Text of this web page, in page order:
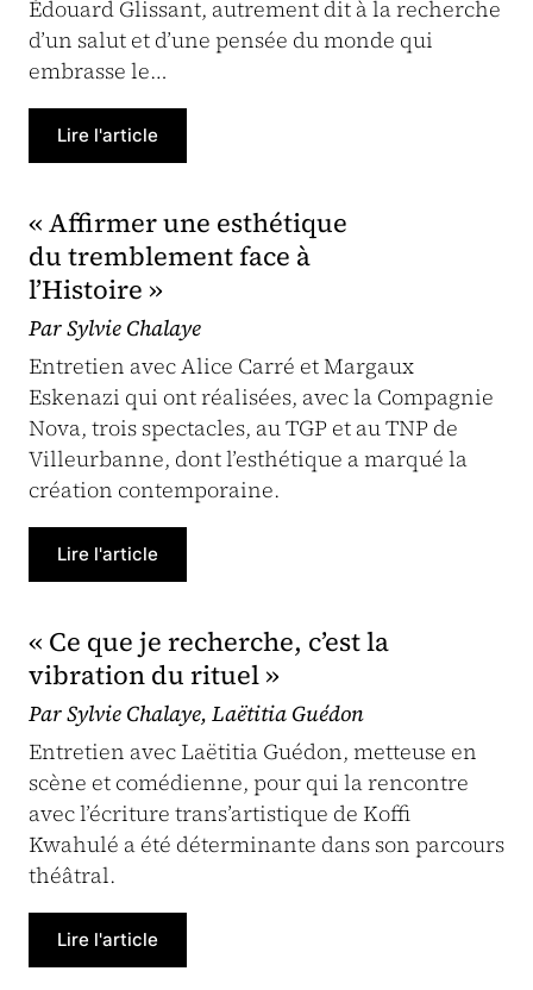
Édouard Glissant, autrement dit à la recherche
d’un salut et d’une pensée du monde qui
embrasse le…
Lire l'article
« Affirmer une esthétique
du tremblement face à
l’Histoire »
Par Sylvie Chalaye
Entretien avec Alice Carré et Margaux
Eskenazi qui ont réalisées, avec la Compagnie
Nova, trois spectacles, au TGP et au TNP de
Villeurbanne, dont l’esthétique a marqué la
création contemporaine.
Lire l'article
« Ce que je recherche, c’est la
vibration du rituel »
Par Sylvie Chalaye, Laëtitia Guédon
Entretien avec Laëtitia Guédon, metteuse en
scène et comédienne, pour qui la rencontre
avec l’écriture trans’artistique de Koffi
Kwahulé a été déterminante dans son parcours
théâtral.
Lire l'article